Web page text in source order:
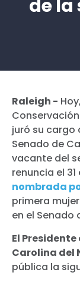
de
Raleigh -
juró su cargo
Senado de
vacante del
renuncia el
nombrada
primera
en el Senado
El
Carolina del
pública la